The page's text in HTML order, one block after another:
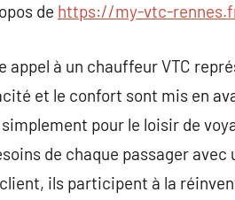
de https://my-vtc-
appel à un chauffeur VTC
et le confort sont mis en
pour le loisir de
de chaque passager
ils participent à la